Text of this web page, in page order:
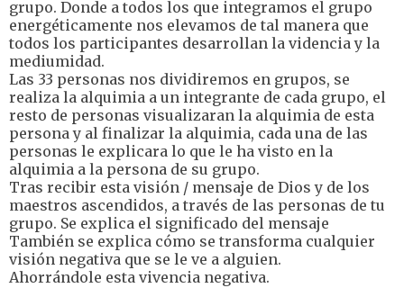
grupo. Donde a todos los que integramos el grupo
energéticamente nos elevamos de tal manera que
todos los participantes desarrollan la videncia y la
mediumidad.
Las 33 personas nos dividiremos en grupos, se
realiza la alquimia a un integrante de cada grupo, el
resto de personas visualizaran la alquimia de esta
persona y al finalizar la alquimia, cada una de las
personas le explicara lo que le ha visto en la
alquimia a la persona de su grupo.
Tras recibir esta visión / mensaje de Dios y de los
maestros ascendidos, a través de las personas de tu
grupo. Se explica el significado del mensaje
También se explica cómo se transforma cualquier
visión negativa que se le ve a alguien.
Ahorrándole esta vivencia negativa.